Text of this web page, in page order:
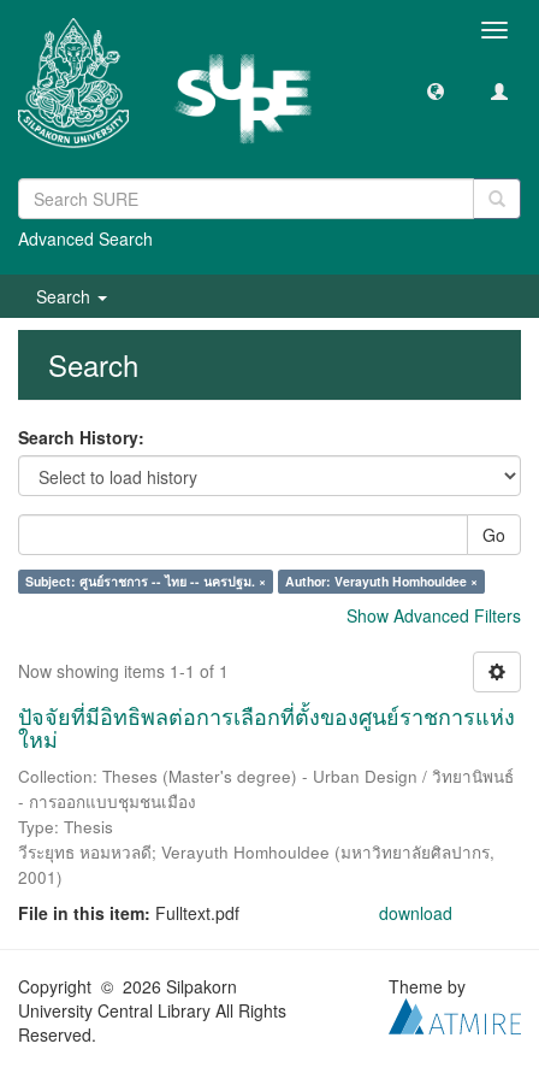
Advanced Search
Search
Search
Search History:
Go
Subject: ศูนย์ราชการ -- ไทย -- นครปฐม. × Author: Verayuth Homhouldee ×
Show Advanced Filters
Now showing items 1-1 of 1
ปัจจัยที่มีอิทธิพลต่อการเลือกที่ตั้งของศูนย์ราชการแห่ง
ใหม่
Collection: Theses (Master's degree) - Urban Design / วิทยานิพนธ์
- การออกแบบชุมชนเมือง
Type: Thesis
วีระยุทธ หอมหวลดี; Verayuth Homhouldee (มหาวิทยาลัยศิลปากร,
2001)
File in this item: Fulltext.pdf download
Copyright © 2026 Silpakorn
University Central Library All Rights
Reserved.
Theme by